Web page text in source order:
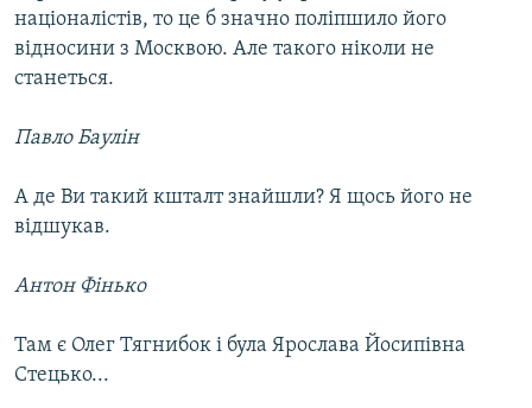
націоналістів, то це б значно поліпшило його
відносини з Москвою. Але такого ніколи не
станеться.
Павло Баулін
А де Ви такий кшталт знайшли? Я щось його не
відшукав.
Антон Фінько
Там є Олег Тягнибок і була Ярослава Йосипівна
Стецько...